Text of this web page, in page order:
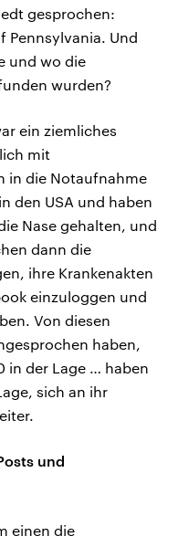
gesprochen:
Pennsylvania. Und
und wo die
wurden?
ein ziemliches
mit
in die Notaufnahme
den USA und haben
Nase gehalten, und
dann die
ihre Krankenakten
einzuloggen und
Von diesen
haben,
in der Lage … haben
sich an ihr
und
einen die